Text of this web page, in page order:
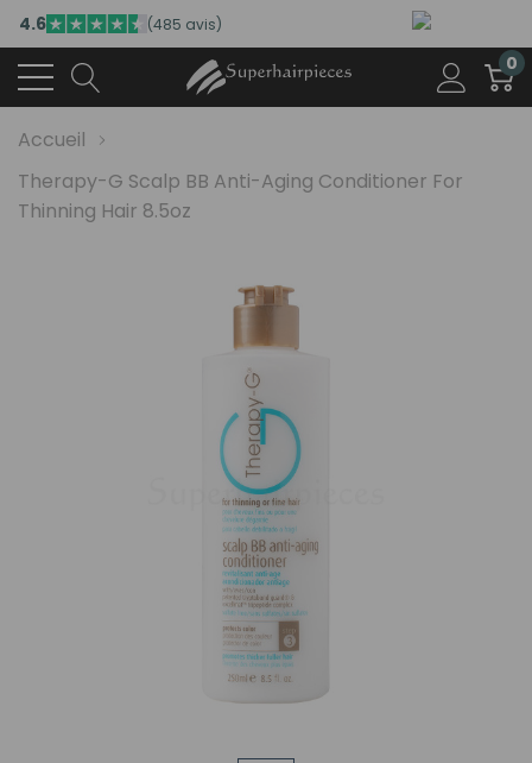
4.6 (485 avis)
0
Accueil
Therapy-G Scalp BB Anti-Aging Conditioner For
Thinning Hair 8.5oz